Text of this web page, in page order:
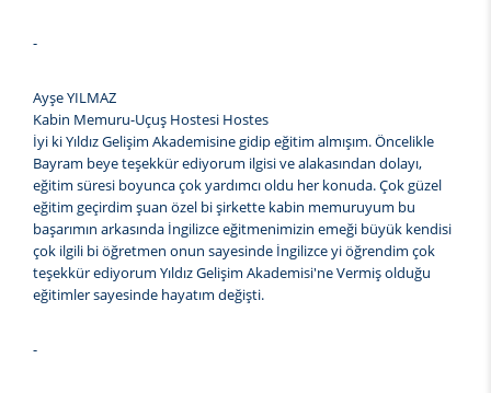
-
Ayşe YILMAZ
Kabin Memuru-Uçuş Hostesi Hostes
İyi ki Yıldız Gelişim Akademisine gidip eğitim almışım. Öncelikle
Bayram beye teşekkür ediyorum ilgisi ve alakasından dolayı,
eğitim süresi boyunca çok yardımcı oldu her konuda. Çok güzel
eğitim geçirdim şuan özel bi şirkette kabin memuruyum bu
başarımın arkasında İngilizce eğitmenimizin emeği büyük kendisi
çok ilgili bi öğretmen onun sayesinde İngilizce yi öğrendim çok
teşekkür ediyorum Yıldız Gelişim Akademisi'ne Vermiş olduğu
eğitimler sayesinde hayatım değişti.
-